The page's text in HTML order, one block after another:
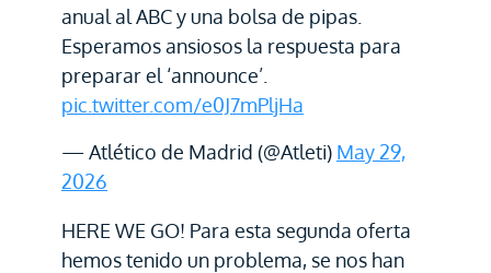
anual al ABC y una bolsa de pipas.
Esperamos ansiosos la respuesta para
preparar el ‘announce’.
pic.twitter.com/e0J7mPljHa
— Atlético de Madrid (@Atleti) May 29,
2026
HERE WE GO! Para esta segunda oferta
hemos tenido un problema, se nos han